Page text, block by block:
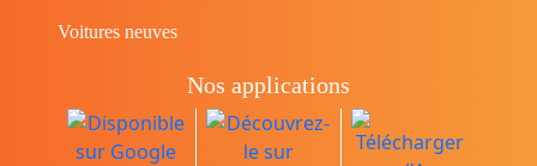
Voitures neuves
Nos applications